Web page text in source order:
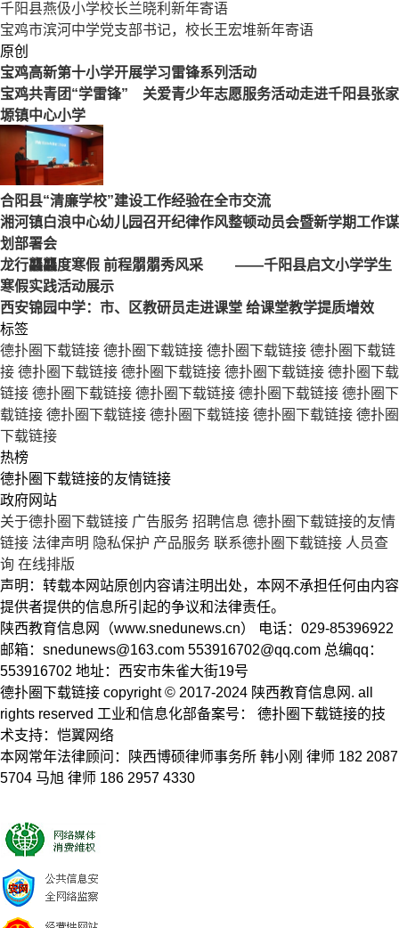
千阳县燕伋小学校长兰晓利新年寄语
宝鸡市滨河中学党支部书记，校长王宏堆新年寄语
原创
宝鸡高新第十小学开展学习雷锋系列活动
宝鸡共青团“学雷锋” 关爱青少年志愿服务活动走进千阳县张家
塬镇中心小学
合阳县“清廉学校”建设工作经验在全市交流
湘河镇白浪中心幼儿园召开纪律作风整顿动员会暨新学期工作谋
划部署会
龙行龘龘度寒假 前程朤朤秀风采 ——千阳县启文小学学生
寒假实践活动展示
西安锦园中学：市、区教研员走进课堂 给课堂教学提质增效
标签
德扑圈下载链接 德扑圈下载链接 德扑圈下载链接 德扑圈下载链
接 德扑圈下载链接 德扑圈下载链接 德扑圈下载链接 德扑圈下载
链接 德扑圈下载链接 德扑圈下载链接 德扑圈下载链接 德扑圈下
载链接 德扑圈下载链接 德扑圈下载链接 德扑圈下载链接 德扑圈
下载链接
热榜
德扑圈下载链接的友情链接
政府网站
关于德扑圈下载链接 广告服务 招聘信息 德扑圈下载链接的友情
链接 法律声明 隐私保护 产品服务 联系德扑圈下载链接 人员查
询 在线排版
声明：转载本网站原创内容请注明出处，本网不承担任何由内容
提供者提供的信息所引起的争议和法律责任。
陕西教育信息网（www.snedunews.cn） 电话：029-85396922
邮箱： snedunews@163.com 553916702@qq.com 总编qq：
553916702 地址：西安市朱雀大街19号
德扑圈下载链接 copyright © 2017-2024 陕西教育信息网. all
rights reserved 工业和信息化部备案号： 德扑圈下载链接的技
术支持：恺翼网络
本网常年法律顾问：陕西博硕律师事务所 韩小刚 律师 182 2087
5704 马旭 律师 186 2957 4330